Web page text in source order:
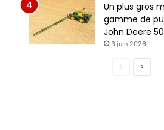
Un plus gros
gamme de
John Deere
3 juin 2026
P